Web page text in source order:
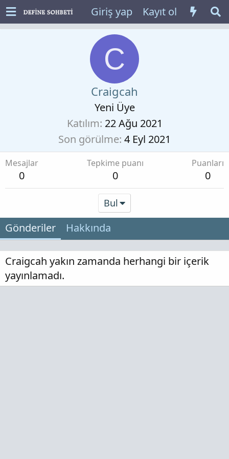
Giriş yap Kayıt ol
C
Craigcah
Yeni Üye
Katılım 22 Ağu 2021
Son görülme 4 Eyl 2021
Mesajlar
0
Tepkime puanı
0
Puanları
0
Bul
Gönderiler Hakkında
Craigcah yakın zamanda herhangi bir içerik
yayınlamadı.